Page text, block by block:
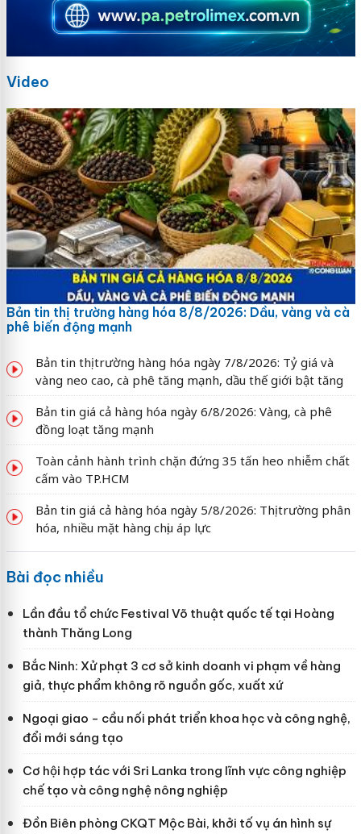
Video
Bản tin thị trường hàng hóa 8/8/2026: Dầu, vàng và cà
phê biến động mạnh
Bản tin thị trường hàng hóa ngày 7/8/2026: Tỷ giá và
vàng neo cao, cà phê tăng mạnh, dầu thế giới bật tăng
Bản tin giá cả hàng hóa ngày 6/8/2026: Vàng, cà phê
đồng loạt tăng mạnh
Toàn cảnh hành trình chặn đứng 35 tấn heo nhiễm chất
cấm vào TP.HCM
Bản tin giá cả hàng hóa ngày 5/8/2026: Thị trường phân
hóa, nhiều mặt hàng chịu áp lực
Bài đọc nhiều
Lần đầu tổ chức Festival Võ thuật quốc tế tại Hoàng
thành Thăng Long
Bắc Ninh: Xử phạt 3 cơ sở kinh doanh vi phạm về hàng
giả, thực phẩm không rõ nguồn gốc, xuất xứ
Ngoại giao - cầu nối phát triển khoa học và công nghệ,
đổi mới sáng tạo
Cơ hội hợp tác với Sri Lanka trong lĩnh vực công nghiệp
chế tạo và công nghệ nông nghiệp
Đồn Biên phòng CKQT Mộc Bài, khởi tố vụ án hình sự